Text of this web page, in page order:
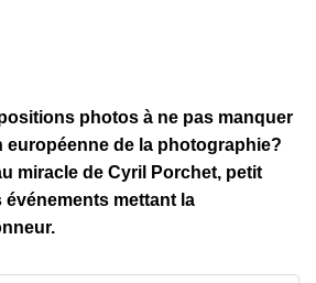
photos à ne pas manquer
européenne de la photographie?
miracle de Cyril Porchet, petit
événements mettant la